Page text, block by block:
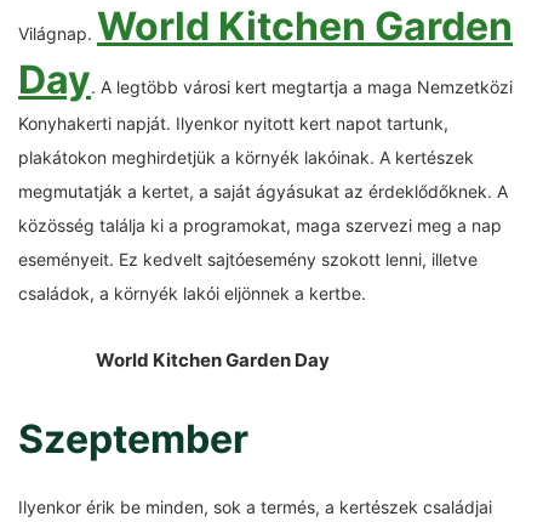
Világnap. World Kitchen Garden
Day. A legtöbb városi kert megtartja a maga Nemzetközi
Konyhakerti napját. Ilyenkor nyitott kert napot tartunk,
plakátokon meghirdetjük a környék lakóinak. A kertészek
megmutatják a kertet, a saját ágyásukat az érdeklődőknek. A
közösség találja ki a programokat, maga szervezi meg a nap
eseményeit. Ez kedvelt sajtóesemény szokott lenni, illetve
családok, a környék lakói eljönnek a kertbe.
World Kitchen Garden Day
Szeptember
Ilyenkor érik be minden, sok a termés, a kertészek családjai